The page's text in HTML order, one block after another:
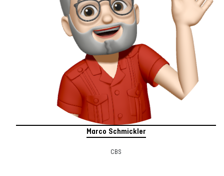
Marco Schmickler
CBS